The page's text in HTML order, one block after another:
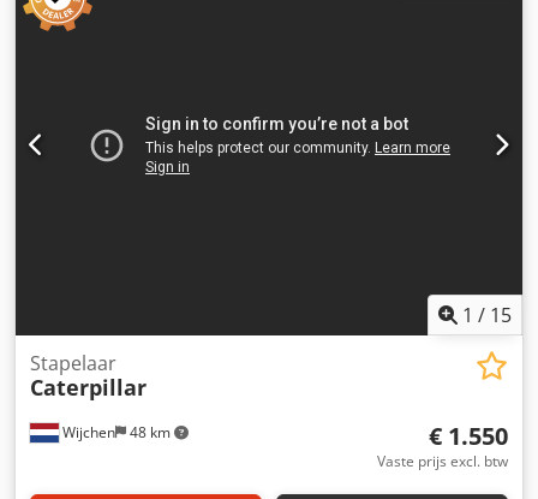
1 / 15
Wijchen 48 km
Stapelaar
Caterpillar
€ 1.550
Vaste prijs excl. btw